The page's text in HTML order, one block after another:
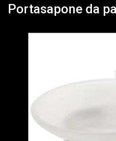
Portasapone da